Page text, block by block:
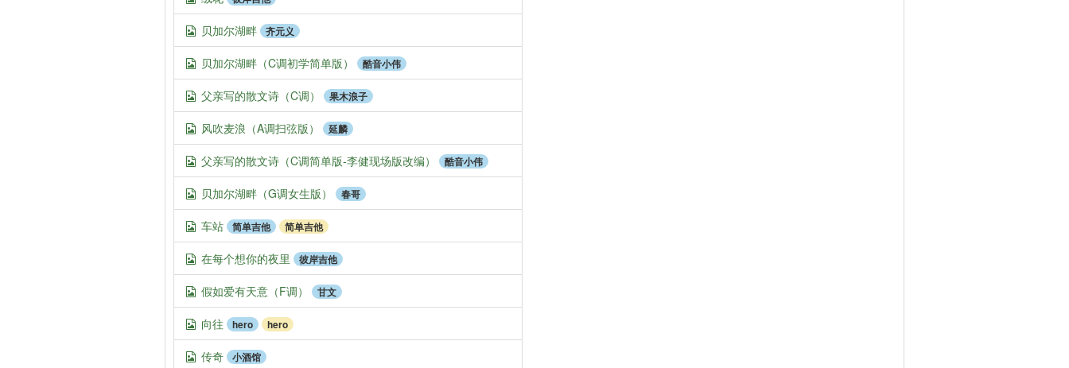
贝加尔湖畔 齐元义
贝加尔湖畔（C调初学简单版） 酷音小伟
父亲写的散文诗（C调） 果木浪子
风吹麦浪（A调扫弦版） 延麟
父亲写的散文诗（C调简单版-李健现场版改编） 酷音小伟
贝加尔湖畔（G调女生版） 春哥
车站 简单吉他 简单吉他
在每个想你的夜里 彼岸吉他
假如爱有天意（F调） 甘文
向往 hero hero
传奇 小酒馆